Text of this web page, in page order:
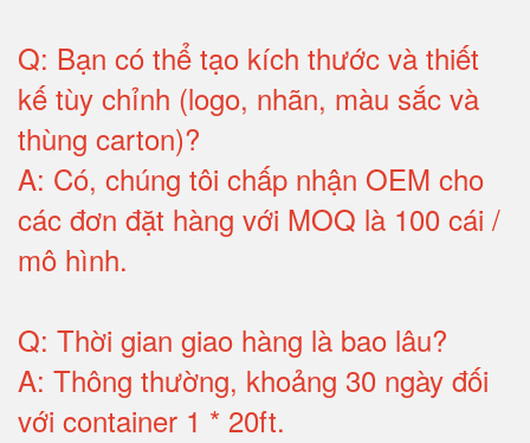
Q: Bạn có thể tạo kích thước và thiết
kế tùy chỉnh (logo, nhãn, màu sắc và
thùng carton)?
A: Có, chúng tôi chấp nhận OEM cho
các đơn đặt hàng với MOQ là 100 cái /
mô hình.
Q: Thời gian giao hàng là bao lâu?
A: Thông thường, khoảng 30 ngày đối
với container 1 * 20ft.